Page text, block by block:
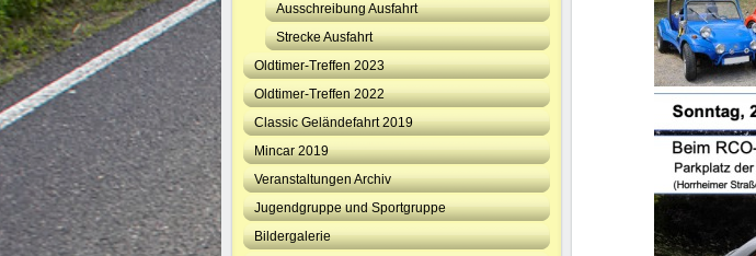
Ausschreibung Ausfahrt
Strecke Ausfahrt
Oldtimer-Treffen 2023
Oldtimer-Treffen 2022
Classic Geländefahrt 2019
Mincar 2019
Veranstaltungen Archiv
Jugendgruppe und Sportgruppe
Bildergalerie